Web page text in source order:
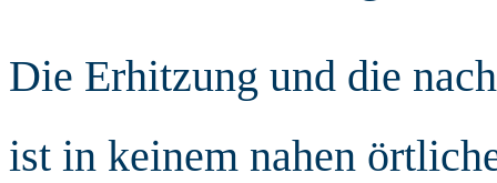
Die Erhitzung und die
ist in keinem nahen